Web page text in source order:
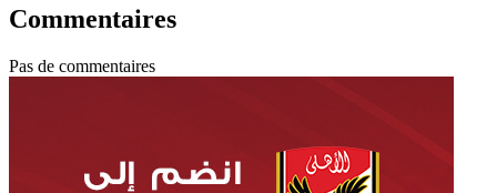
Commentaires
Pas de commentaires